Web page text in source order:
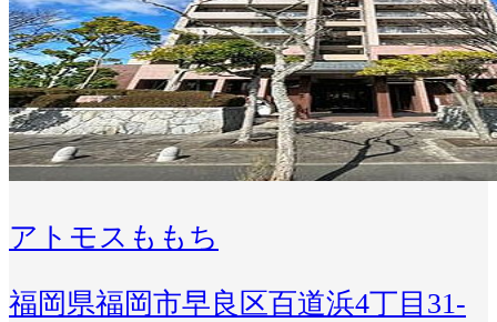
アトモスももち
福岡県福岡市早良区百道浜4丁目31-